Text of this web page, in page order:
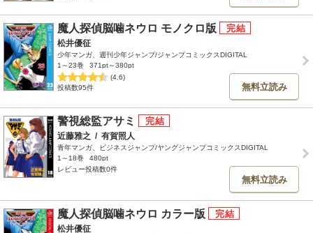
魔人探偵脳噛ネウロ モノクロ版
松井優征
少年マンガ、週刊少年ジャンプ/ジャンプコミックスDIGITAL
1～23巻
371pt～380pt
(4.6)
投稿数95件
無料立読み
警視総監アサミ
近藤雅之 / 有賀照人
青年マンガ、ビジネスジャンプ/ヤングジャンプコミックスDIGITAL
1～18巻
480pt
レビュー投稿数0件
無料立読み
魔人探偵脳噛ネウロ カラー版
松井優征